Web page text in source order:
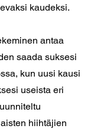
kaudeksi.
antaa
saada suksesi
kun uusi kausi
useista eri
hiihtäjien